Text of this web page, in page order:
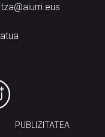
PUBLIZITATEA